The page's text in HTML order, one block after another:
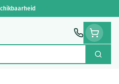
Zoek